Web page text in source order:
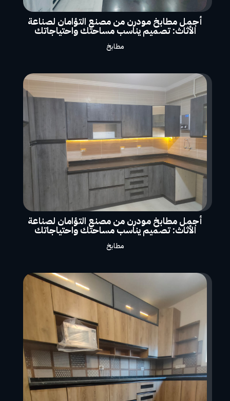
أجمل مطابخ مودرن من مصنع التؤامان لصناعة
الأثاث: تصميم يناسب مساحتك واحتياجاتك
مطابخ
أجمل مطابخ مودرن من مصنع التؤامان لصناعة
الأثاث: تصميم يناسب مساحتك واحتياجاتك
مطابخ